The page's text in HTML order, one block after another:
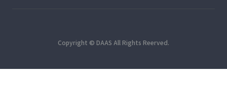
Copyright © DAAS All Rights Reerved.